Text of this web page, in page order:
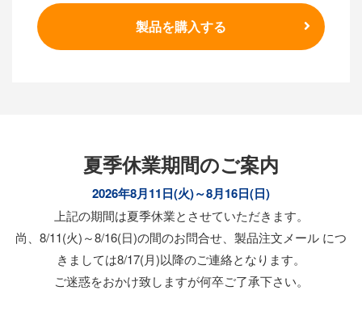
製品を購入する
夏季休業期間のご案内
2026年8月11日(火)～8月16日(日)
上記の期間は夏季休業とさせていただきます。
尚、8/11(火)～8/16(日)の間のお問合せ、製品注文メール につ
きましては8/17(月)以降のご連絡となります。
ご迷惑をおかけ致しますが何卒ご了承下さい。